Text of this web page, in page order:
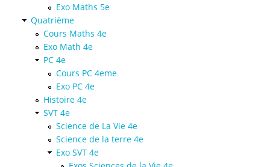
Exo Maths 5e
Quatrième
Cours Maths 4e
Exo Math 4e
PC 4e
Cours PC 4eme
Exo PC 4e
Histoire 4e
SVT 4e
Science de La Vie 4e
Science de la terre 4e
Exo SVT 4e